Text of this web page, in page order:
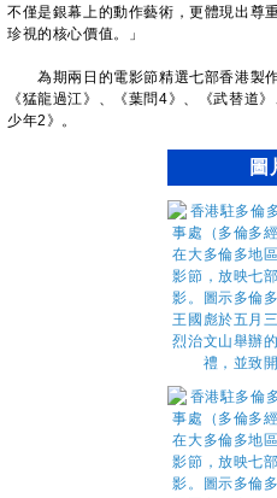
不僅是銀幕上的動作藝術，更體現出尊
珍視的核心價值。」
為期兩日的電影節精選七部香港製作
《猛龍過江》、《葉問4》、《武替道
少年2》。
圖